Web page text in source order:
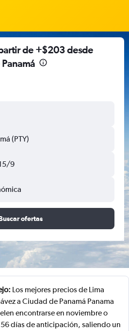
de +$203 desde
(PTY)
9
ofertas
Los mejores precios de Lima
a Ciudad de Panamá Panama
encontrarse en noviembre o
días de anticipación, saliendo un